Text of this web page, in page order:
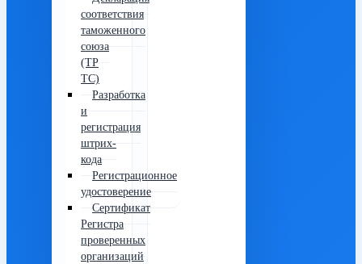
соответствия
таможенного
союза
(ТР
ТС)
Разработка
и
регистрация
штрих-
кода
Регистрационное
удостоверение
Сертификат
Регистра
проверенных
организаций